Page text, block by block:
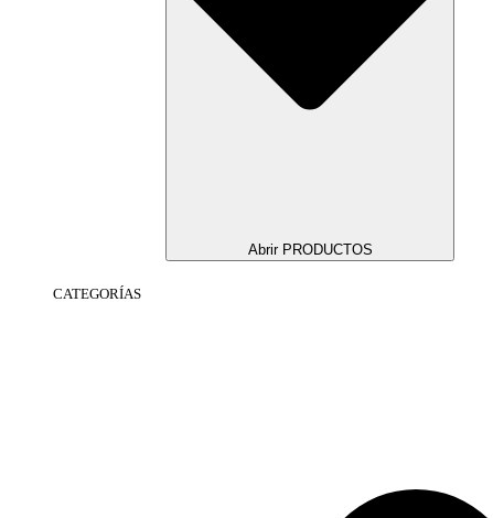
Abrir PRODUCTOS
CATEGORÍAS